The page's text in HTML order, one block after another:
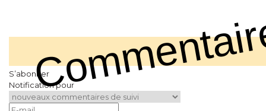
S’abonner
Notification pour